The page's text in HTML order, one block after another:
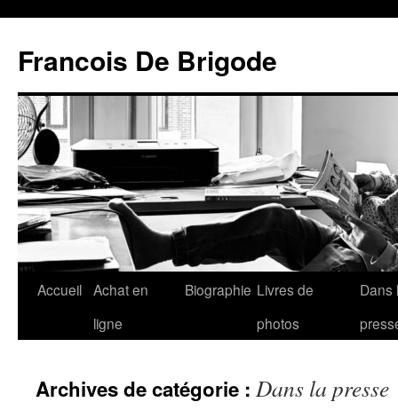
Francois De Brigode
Accueil Achat en
ligne
Biographie Livres de
photos
Dans
Archives de catégorie : Dans la presse